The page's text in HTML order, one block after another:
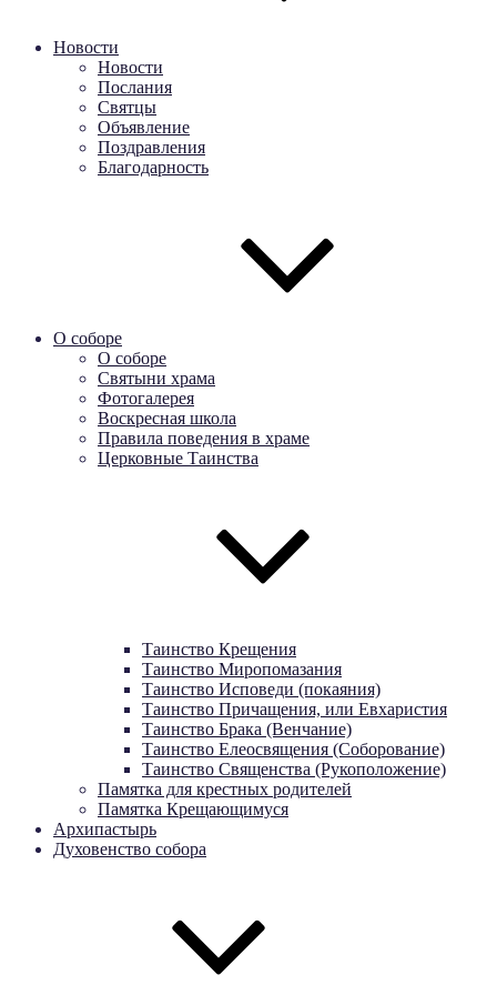
Новости
Новости
Послания
Святцы
Объявление
Поздравления
Благодарность
О соборе
О соборе
Святыни храма
Фотогалерея
Воскресная школа
Правила поведения в храме
Церковные Таинства
Таинство Крещения
Таинство Миропомазания
Таинство Исповеди (покаяния)
Таинство Причащения, или Евхаристия
Таинство Брака (Венчание)
Таинство Елеосвящения (Соборование)
Таинство Священства (Рукоположение)
Памятка для крестных родителей
Памятка Крещающимуся
Архипастырь
Духовенство собора